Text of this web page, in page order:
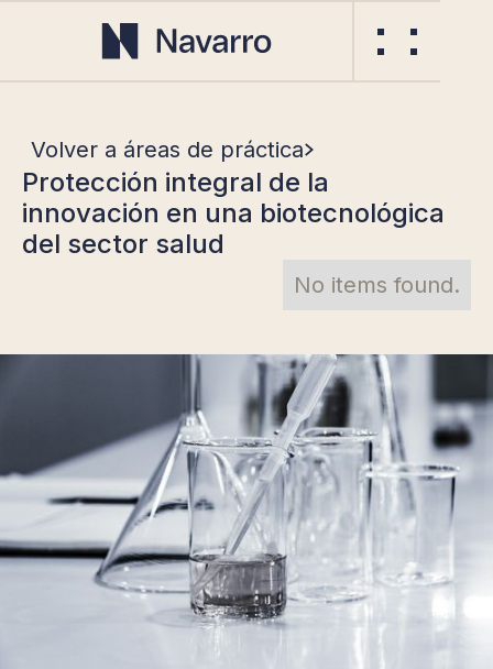
Volver a áreas de práctica
Protección integral de la
innovación en una biotecnológica
del sector salud
No items found.